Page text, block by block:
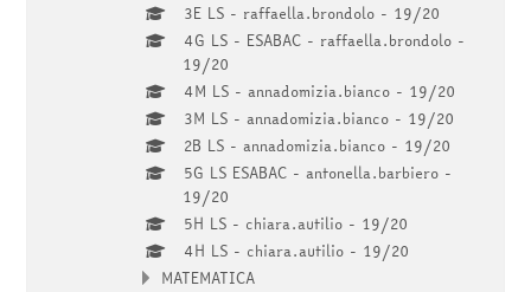
3E LS - raffaella.brondolo - 19/20
4G LS - ESABAC - raffaella.brondolo -
19/20
4M LS - annadomizia.bianco - 19/20
3M LS - annadomizia.bianco - 19/20
2B LS - annadomizia.bianco - 19/20
5G LS ESABAC - antonella.barbiero -
19/20
5H LS - chiara.autilio - 19/20
4H LS - chiara.autilio - 19/20
MATEMATICA